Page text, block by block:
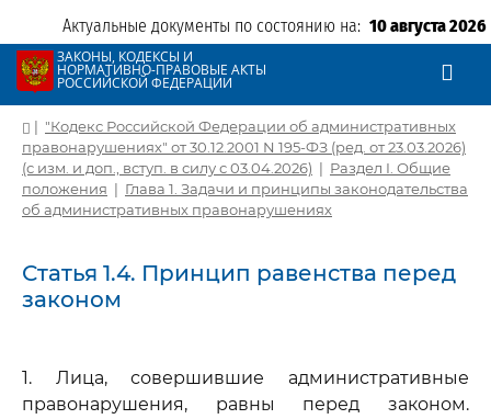
Актуальные документы по состоянию на: 10 августа 2026
ЗАКОНЫ, КОДЕКСЫ И
НОРМАТИВНО-ПРАВОВЫЕ АКТЫ
РОССИЙСКОЙ ФЕДЕРАЦИИ
| "Кодекс Российской Федерации об административных
правонарушениях" от 30.12.2001 N 195-ФЗ (ред. от 23.03.2026)
(с изм. и доп., вступ. в силу с 03.04.2026) | Раздел I. Общие
положения | Глава 1. Задачи и принципы законодательства
об административных правонарушениях
Статья 1.4. Принцип равенства перед
законом
1. Лица, совершившие административные
правонарушения, равны перед законом.